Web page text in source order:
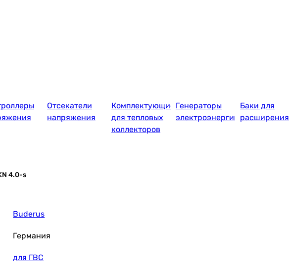
Отсекатели
напряжения
Комплектующие
для тепловых
коллекторов
Генераторы
электроэнергии
Баки для
расширения
4.0-s
Buderus
Германия
для ГВС